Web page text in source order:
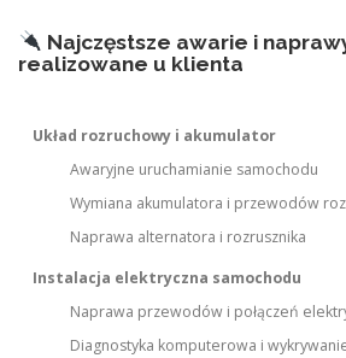
Najczęstsze awarie i
realizowane u klienta
Układ rozruchowy i akumulator
Awaryjne uruchamianie samochodu
Wymiana akumulatora i przewodów
Naprawa alternatora i rozrusznika
Instalacja elektryczna samochodu
Naprawa przewodów i połączeń
Diagnostyka komputerowa i